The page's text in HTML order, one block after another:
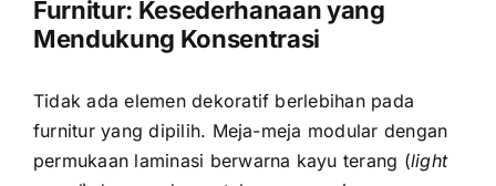
Furnitur: Kesederhanaan yang
Mendukung Konsentrasi
Tidak ada elemen dekoratif berlebihan pada
furnitur yang dipilih. Meja-meja modular dengan
permukaan laminasi berwarna kayu terang (light